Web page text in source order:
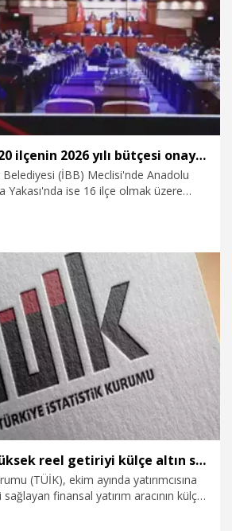
İBB Meclisi'nde 20 ilçenin 2026 yılı bütçesi onaylandı
(İBB) Meclisi'nde Anadolu
Yakası'nda ise 16 ilçe olmak üzere
TÜİK: Aylık en yüksek reel getiriyi külçe altın sağladı
(TÜİK), ekim ayında yatırımcısına
finansal yatırım aracının külçe